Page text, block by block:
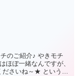
のご紹介♪ やきモチ
ほぼ一緒なんですが、
ださいね～★ というわ